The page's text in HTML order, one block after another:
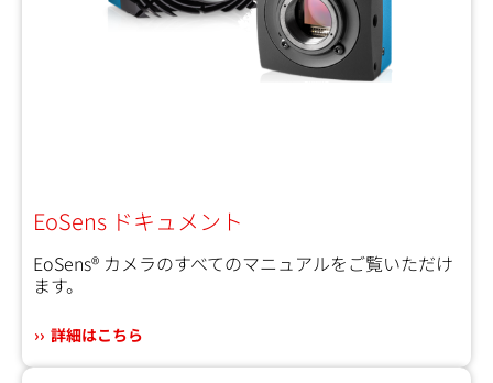
EoSens ドキュメント
EoSens® カメラのすべてのマニュアルをご覧いただけ
ます。
詳細はこちら